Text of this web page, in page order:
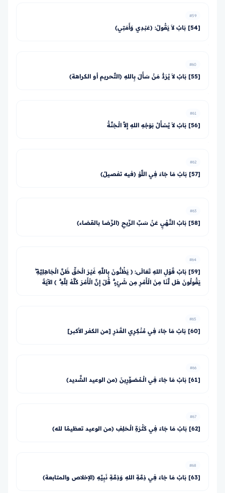
#59
[54] بَابٌ لاَ يَقُولُ: (عَبْدِي وَأَمَتِي)
#60
[55] بَابٌ لاَ يُرَدُّ مَنْ سَأَلَ بِاللهِ (التَّحريم أو الكراهة)
#61
[56] بَابٌ لاَ يُسْأَلُ بَوَجْهِ اللهِ إِلاَّ الْـجَنَّةُ
#62
[57] بَابُ مَا جَاءَ فِي اللَّوْ (فيه تفصيلٌ)
#63
[58] بَابُ النَّهْيِ عَنْ سَبِّ الرِّيحِ (الرِّضا بالقضاء)
#64
[59] بَابُ قَوْلِ اللهِ تَعَالَى: ﴿ يَظُنُّونَ بِاللَّهِ غَيْرَ الْحَقِّ ظَنَّ الْجَاهِلِيَّةِ ۖ
يَقُولُونَ هَل لَّنَا مِنَ الْأَمْرِ مِن شَيْءٍ ۗ قُلْ إِنَّ الْأَمْرَ كُلَّهُ لِلَّهِ ۗ ﴾ الآيَةَ
#65
[60] بَابُ مَا جَاءَ فِي مُنْكِرِي القَدَرِ [من الكفر الأكبر]
#66
[61] بَابُ مَا جَاءَ فِي الْـمُصَوِّرِينَ (من الوعيد الشَّديد)
#67
[62] بَابُ مَا جَاءَ فِي كَثْرَةِ الْـحَلِفِ (من الوعيد تعظيمًا لله)
#68
[63] بَابُ مَا جَاءَ فِي ذِمَّةِ اللهِ وَذِمَّةِ نَبِيِّهِ (الإخلاص والمتابعة)